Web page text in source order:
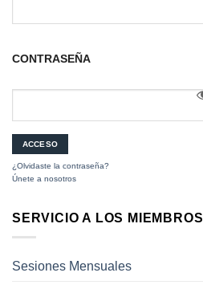
CONTRASEÑA
¿Olvidaste la contraseña?
Únete a nosotros
SERVICIO A LOS MIEMBROS
Sesiones Mensuales